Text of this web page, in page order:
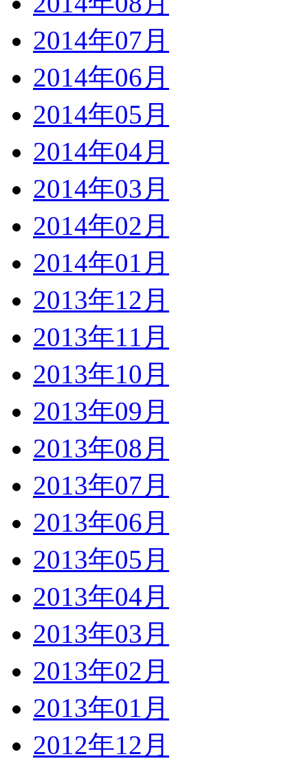
2014年07月
2014年06月
2014年05月
2014年04月
2014年03月
2014年02月
2014年01月
2013年12月
2013年11月
2013年10月
2013年09月
2013年08月
2013年07月
2013年06月
2013年05月
2013年04月
2013年03月
2013年02月
2013年01月
2012年12月